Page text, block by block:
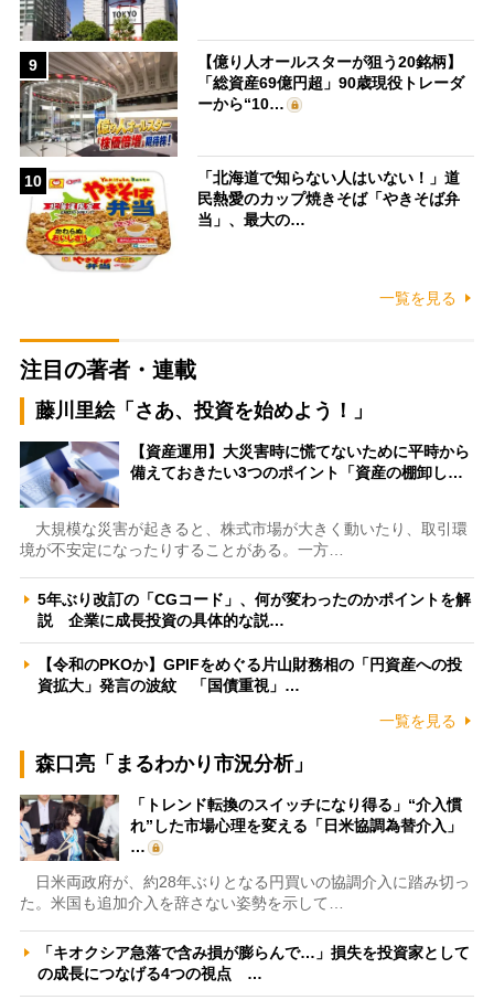
9
【億り人オールスターが狙う20銘柄】
「総資産69億円超」90歳現役トレーダ
ーから“10…
10
「北海道で知らない人はいない！」道
民熱愛のカップ焼きそば「やきそば弁
当」、最大の…
一覧を見る
注目の著者・連載
藤川里絵「さあ、投資を始めよう！」
【資産運用】大災害時に慌てないために平時から
備えておきたい3つのポイント「資産の棚卸し…
大規模な災害が起きると、株式市場が大きく動いたり、取引環
境が不安定になったりすることがある。一方…
5年ぶり改訂の「CGコード」、何が変わったのかポイントを解
説 企業に成長投資の具体的な説…
【令和のPKOか】GPIFをめぐる片山財務相の「円資産への投
資拡大」発言の波紋 「国債重視」…
一覧を見る
森口亮「まるわかり市況分析」
「トレンド転換のスイッチになり得る」“介入慣
れ”した市場心理を変える「日米協調為替介入」
…
日米両政府が、約28年ぶりとなる円買いの協調介入に踏み切っ
た。米国も追加介入を辞さない姿勢を示して…
「キオクシア急落で含み損が膨らんで…」損失を投資家として
の成長につなげる4つの視点 …